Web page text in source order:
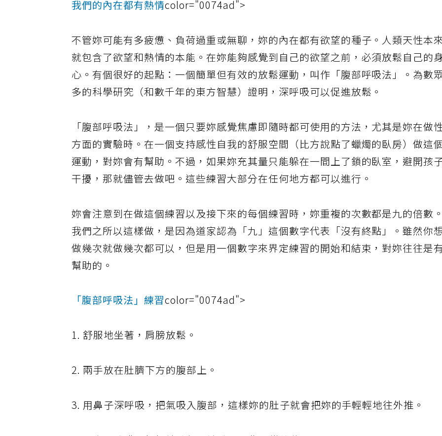
我們的內在都有熱情color="0074ad">
不管妳可能有多疲憊、負荷過重或無聊，妳的內在都有欲望的種子。人類天性本
就包含了欲望和熱情的本能。在妳能夠感覺到自己的欲望之前，必須放鬆自己的
心。有個很好的起點：一個簡單但有效的放鬆運動，叫作「腹部呼吸法」。為數
多的科學研究（和數千年的東方智慧）證明，深呼吸可以促進放鬆。
「腹部呼吸法」，是一個只要妳感覺焦慮即隨時都可使用的方法，尤其是妳在做
方面的實驗時。在一個支持感性自我的舒服空間（比方說點了蠟燭的臥房）做這
運動，對妳會有幫助。不過，如果妳充其量只能躲在一間上了鎖的臥室，避開孩
干擾，那就儘管去做吧。這些練習大部分在任何地方都可以進行。
妳會注意到在做這個練習以及接下來的每個練習時，妳重複的次數都是九的倍數
我們之所以這樣做，是因為道家認為「九」這個數字代表「沒有終點」。雖然你
做幾次就做幾次都可以，但是用一個數字來界定練習的開始和結束，對妳往往是
幫助的。
「腹部呼吸法」練習 color="0074ad">
1. 舒服地坐著，肩膀放鬆。
2. 兩手放在肚臍下方的腹部上。
3. 用鼻子深呼吸，把氣吸入腹部，這樣妳的肚子就會把妳的手輕輕地往外推。